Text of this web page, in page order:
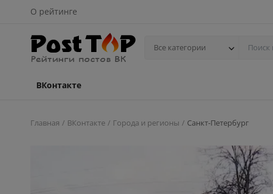
О рейтинге
Все категории
ВКонтакте
Главная ВКонтакте Города и регионы Санкт-Петербург